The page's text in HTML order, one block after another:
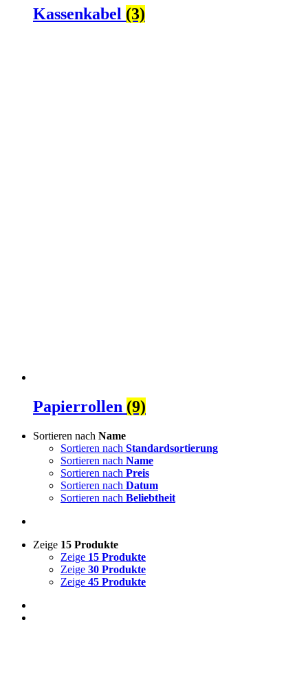
Kassenkabel (3)
Papierrollen (9)
Sortieren nach Name
Sortieren nach Standardsortierung
Sortieren nach Name
Sortieren nach Preis
Sortieren nach Datum
Sortieren nach Beliebtheit
Zeige 15 Produkte
Zeige 15 Produkte
Zeige 30 Produkte
Zeige 45 Produkte